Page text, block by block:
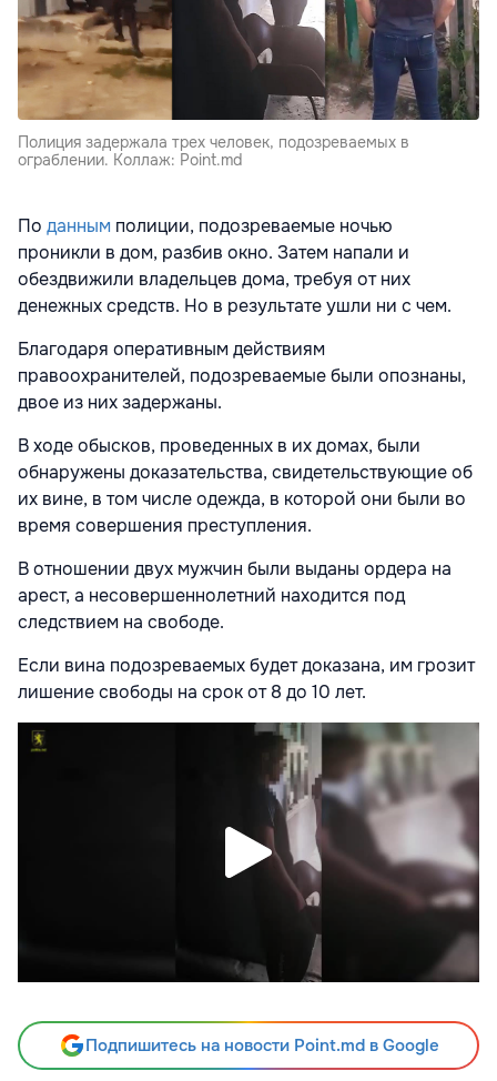
Полиция задержала трех человек, подозреваемых в
ограблении. Коллаж: Point.md
По данным полиции, подозреваемые ночью
проникли в дом, разбив окно. Затем напали и
обездвижили владельцев дома, требуя от них
денежных средств. Но в результате ушли ни с чем.
Благодаря оперативным действиям
правоохранителей, подозреваемые были опознаны,
двое из них задержаны.
В ходе обысков, проведенных в их домах, были
обнаружены доказательства, свидетельствующие об
их вине, в том числе одежда, в которой они были во
время совершения преступления.
В отношении двух мужчин были выданы ордера на
арест, а несовершеннолетний находится под
следствием на свободе.
Если вина подозреваемых будет доказана, им грозит
лишение свободы на срок от 8 до 10 лет.
Подпишитесь на новости Point.md в Google